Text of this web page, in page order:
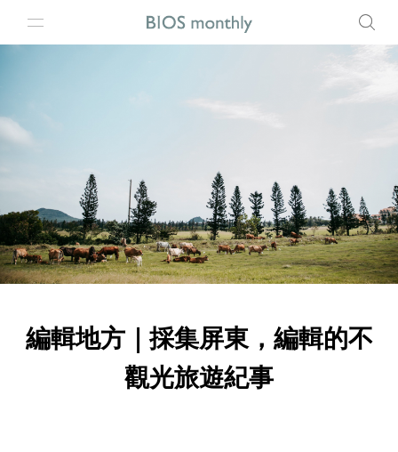
編輯地方｜採集屏東，編輯的不
觀光旅遊紀事